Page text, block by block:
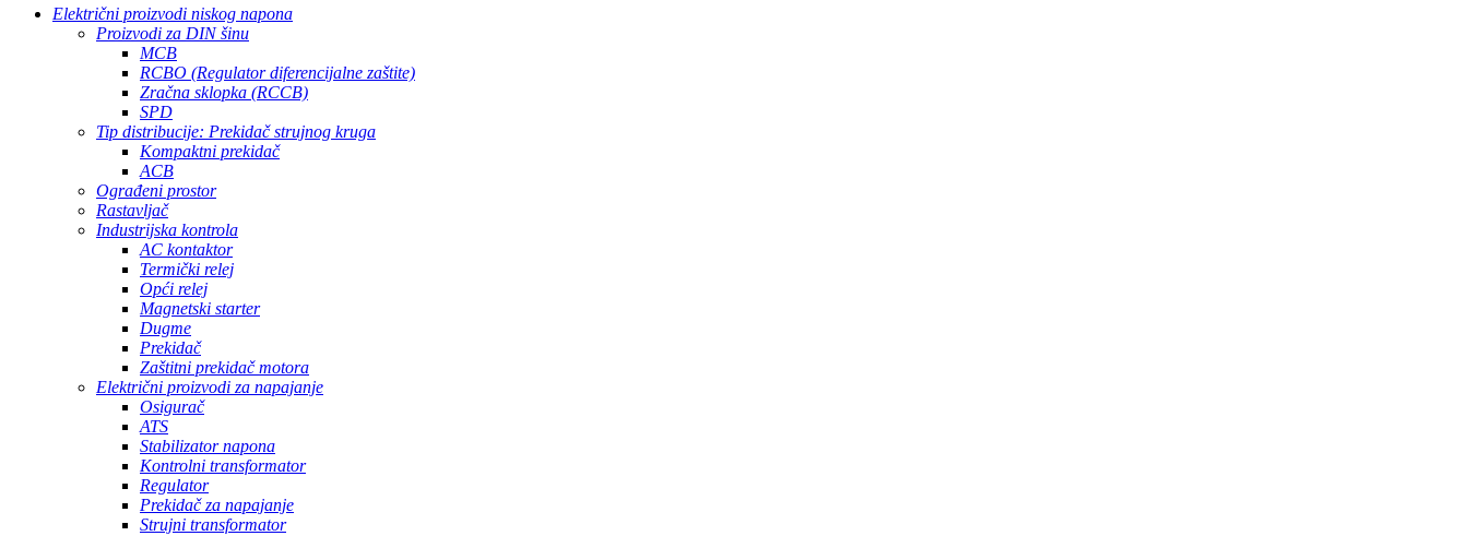
Električni proizvodi niskog napona
Proizvodi za DIN šinu
MCB
RCBO (Regulator diferencijalne zaštite)
Zračna sklopka (RCCB)
SPD
Tip distribucije: Prekidač strujnog kruga
Kompaktni prekidač
ACB
Ograđeni prostor
Rastavljač
Industrijska kontrola
AC kontaktor
Termički relej
Opći relej
Magnetski starter
Dugme
Prekidač
Zaštitni prekidač motora
Električni proizvodi za napajanje
Osigurač
ATS
Stabilizator napona
Kontrolni transformator
Regulator
Prekidač za napajanje
Strujni transformator